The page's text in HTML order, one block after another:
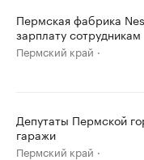
Пермская фабрика
зарплату сотрудникам
Пермский край
Депутаты Пермской
гаражи
Пермский край